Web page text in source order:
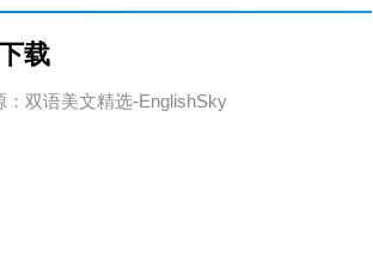
载
：双语美文精选-EnglishSky